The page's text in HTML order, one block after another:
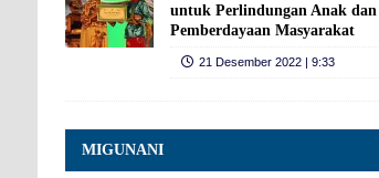
untuk Perlindungan Anak dan
Pemberdayaan Masyarakat
21 Desember 2022 | 9:33
MIGUNANI